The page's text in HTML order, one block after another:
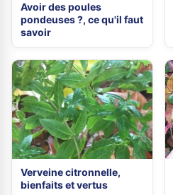
Avoir des poules
pondeuses ?, ce qu'il faut
savoir
Verveine citronnelle,
bienfaits et vertus